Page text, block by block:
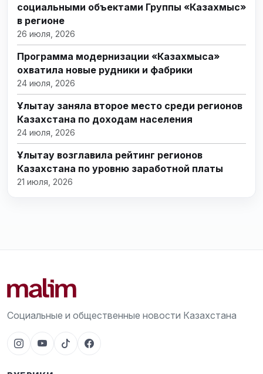
социальными объектами Группы «Казахмыс»
в регионе
26 июля, 2026
Программа модернизации «Казахмыса»
охватила новые рудники и фабрики
24 июля, 2026
Ұлытау заняла второе место среди регионов
Казахстана по доходам населения
24 июля, 2026
Ұлытау возглавила рейтинг регионов
Казахстана по уровню заработной платы
21 июля, 2026
Социальные и общественные новости Казахстана